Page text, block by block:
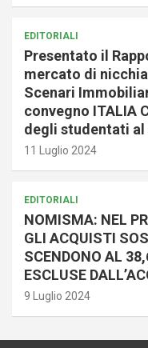
EDITORIALI
Presentato il
mercato di
Scenari
convegno ITALIA
degli studentati al
11 Luglio 2024
EDITORIALI
NOMISMA: NEL
GLI ACQUISTI
SCENDONO AL
ESCLUSE
9 Luglio 2024